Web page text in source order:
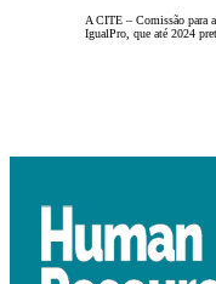
A CITE – Comissão para
IgualPro, que até 2024